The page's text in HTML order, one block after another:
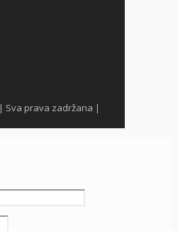
| Sva prava zadržana |